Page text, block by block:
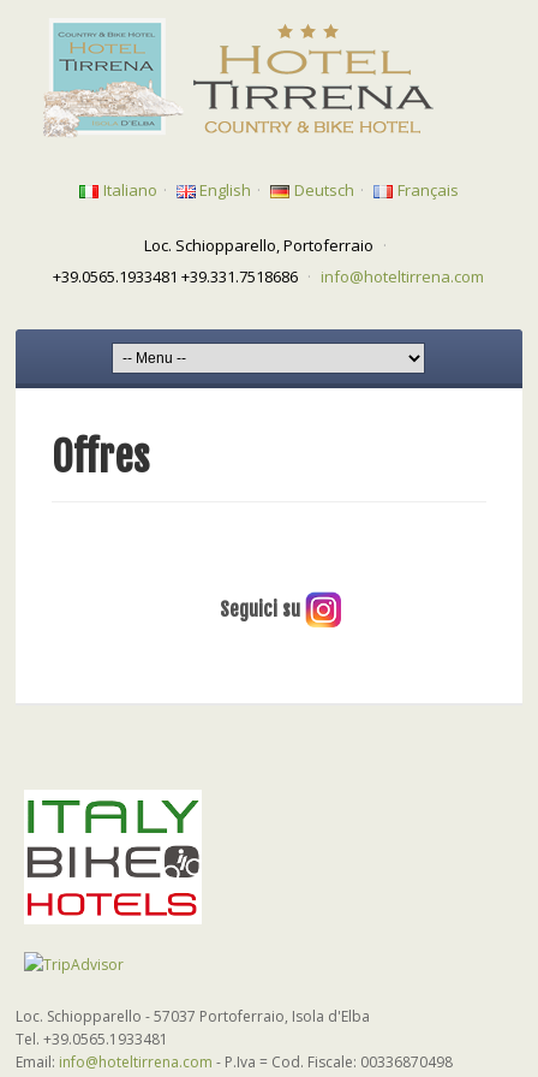
Italiano · English · Deutsch · Français
Loc. Schiopparello, Portoferraio ·
+39.0565.1933481 +39.331.7518686 · info@hoteltirrena.com
Offres
Seguici su
Loc. Schiopparello - 57037 Portoferraio, Isola d'Elba
Tel. +39.0565.1933481
Email: info@hoteltirrena.com - P.Iva = Cod. Fiscale: 00336870498